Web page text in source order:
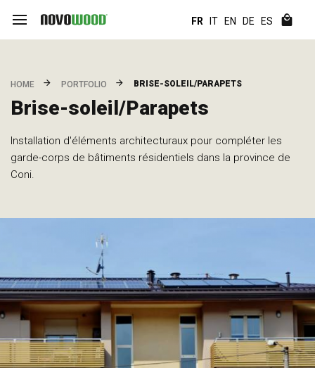
FR IT EN DE ES
HOME PORTFOLIO BRISE-SOLEIL/PARAPETS
Brise-soleil/Parapets
Installation d'éléments architecturaux pour compléter les
garde-corps de bâtiments résidentiels dans la province de
Coni.